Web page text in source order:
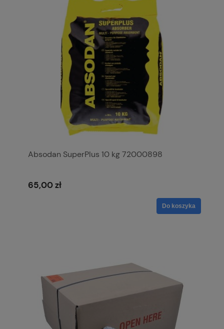
Absodan SuperPlus 10 kg 72000898
65,00 zł
Do koszyka